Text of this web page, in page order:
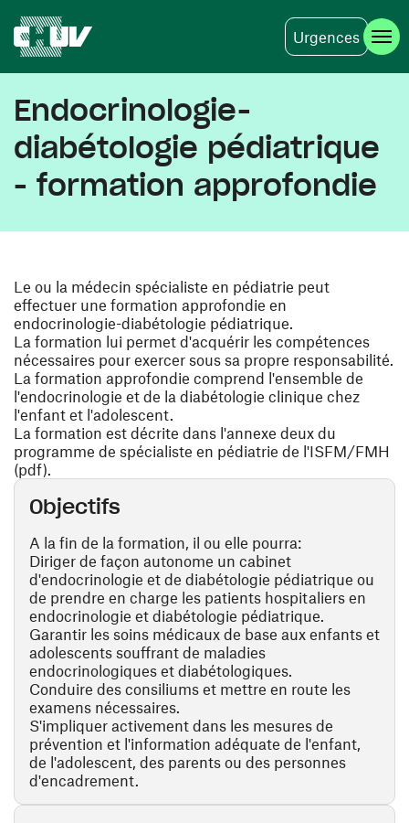
Urgences
Endocrinologie-
diabétologie pédiatrique
- formation approfondie
Le ou la médecin spécialiste en pédiatrie peut
effectuer une formation approfondie en
endocrinologie-diabétologie pédiatrique.
La formation lui permet d'acquérir les compétences
nécessaires pour exercer sous sa propre responsabilité.
La formation approfondie comprend l'ensemble de
l'endocrinologie et de la diabétologie clinique chez
l'enfant et l'adolescent.
La formation est décrite dans l'annexe deux du
programme de spécialiste en pédiatrie de l'ISFM/FMH
(pdf).
Objectifs
A la fin de la formation, il ou elle pourra:
Diriger de façon autonome un cabinet
d'endocrinologie et de diabétologie pédiatrique ou
de prendre en charge les patients hospitaliers en
endocrinologie et diabétologie pédiatrique.
Garantir les soins médicaux de base aux enfants et
adolescents souffrant de maladies
endocrinologiques et diabétologiques.
Conduire des consiliums et mettre en route les
examens nécessaires.
S'impliquer activement dans les mesures de
prévention et l'information adéquate de l'enfant,
de l'adolescent, des parents ou des personnes
d'encadrement.